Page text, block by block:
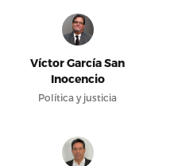
Víctor García San
Inocencio
Política y justicia